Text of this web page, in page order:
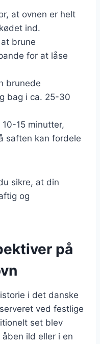
at ovnen er helt
ind.
brune
for at låse
brunede
bag i ca. 25-30
15 minutter,
saften kan fordele
sikre, at din
og
på
i det danske
ved festlige
set blev
ild eller i en